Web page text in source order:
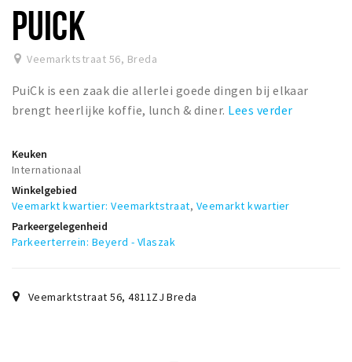
Zorgverzekering
Huisarts en eerste hulp
Q&A
KORTING
Draai aan het rad!
VRIJE TIJD
Sport
Nieuws
Bezienswaardigheden
PUICK
Veemarktstraat 56, Breda
PuiCk is een zaak die allerlei goede dingen bij elkaar
brengt heerlijke koffie, lunch & diner. Lees verder
Keuken
Internationaal
Winkelgebied
Veemarkt kwartier: Veemarktstraat, Veemarkt kwartier
Parkeergelegenheid
Parkeerterrein: Beyerd - Vlaszak
Veemarktstraat 56,4811ZJ Breda